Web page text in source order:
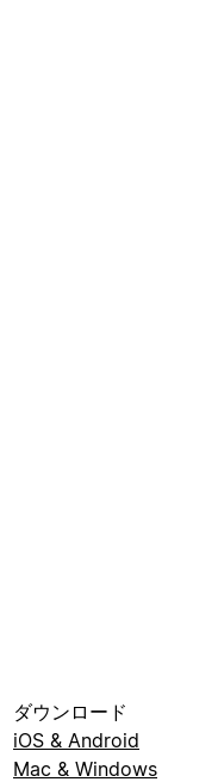
ダウンロード
iOS & Android
Mac & Windows